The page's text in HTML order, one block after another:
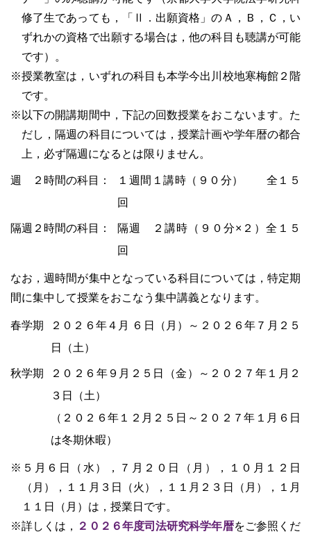
修了生であっても，「Ⅱ．出願資格」のＡ，Ｂ，Ｃ，い
ずれかの資格で出願する場合は，他の科目も聴講が可能
です）。
※授業教室は，いずれの科目も本学今出川校地寒梅館２階
です。
※以下の開講期間中，下記の回数授業をおこないます。た
だし，隔週の科目については，授業計画や学年暦の都合
上，必ず隔週になるとは限りません。
週 ２時間の科目：
１週間１講時（９０分） 全１５
回
隔週２時間の科目：
隔週 ２講時（９０分×２）全１５
回
なお，週時間が集中となっている科目については，特定期
間に集中して授業をおこなう集中講義となります。
春学期
２０２６年４月 ６日（月）～２０２６年７月２５
日（土）
秋学期
２０２６年９月２５日（金）～２０２７年１月２
３日（土）
（２０２６年１２月２５日～２０２７年１月６日
は冬期休暇）
※５月６日（水），７月２０日（月），１０月１２日
（月），１１月３日（火），１１月２３日（月），１月
１１日（月）は，授業日です。
※詳しくは，
２０２６年度司法研究科学年暦をご参照くだ